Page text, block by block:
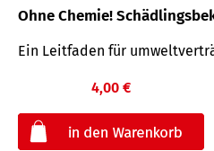
Ohne Chemie!
Ein Leitfaden für
4,00 €